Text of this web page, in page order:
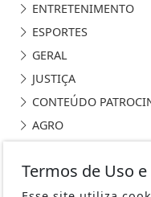
ENTRETENIMENTO
ESPORTES
GERAL
JUSTIÇA
CONTEÚDO
AGRO
INDICADORES
Termos de Uso